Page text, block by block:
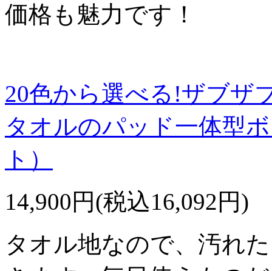
価格も魅力です！
20色から選べる!ザブザ
タオルのパッド一体型
ト）
14,900円(税込16,092円)
タオル地なので、汚れ